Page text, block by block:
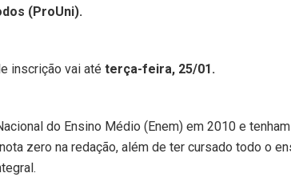
(ProUni).
inscrição vai até terça-feira, 25/01.
do Ensino Médio (Enem) em 2010 e tenham
zero na redação, além de ter cursado todo o